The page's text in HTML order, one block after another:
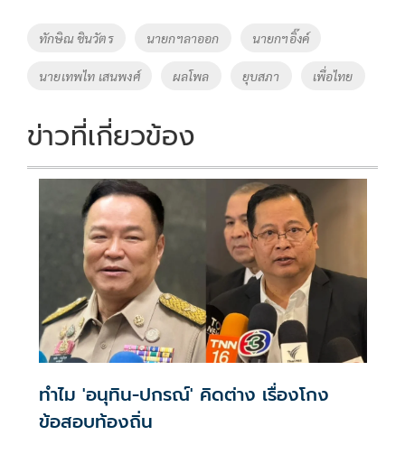
o
k
Li
n
k
Tags
ทักษิณ ชินวัตร นายกฯลาออก นายกฯอิ๊งค์
นายเทพไท เสนพงศ์ ผลโพล ยุบสภา เพื่อไทย
ข่าวที่เกี่ยวข้อง
ทำไม 'อนุทิน-ปกรณ์' คิดต่าง เรื่องโกง
ข้อสอบท้องถิ่น